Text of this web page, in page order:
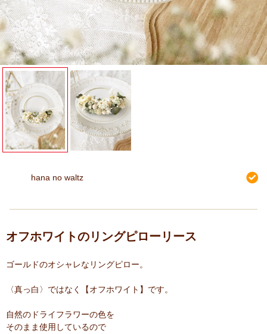
hana no waltz
オフホワイトのリングピローリース
ゴールドのオシャレなリングピロー。
〈真っ白〉ではなく【オフホワイト】です。
自然のドライフラワーの色を
そのまま使用しているので